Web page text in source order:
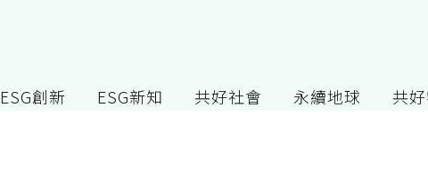
ESG創新 ESG新知 共好社會 永續地球 共